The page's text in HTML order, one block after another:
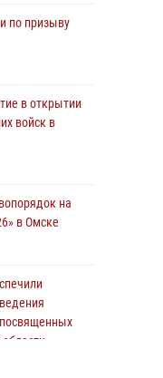
по призыву
в открытии
войск в
на
в Омске